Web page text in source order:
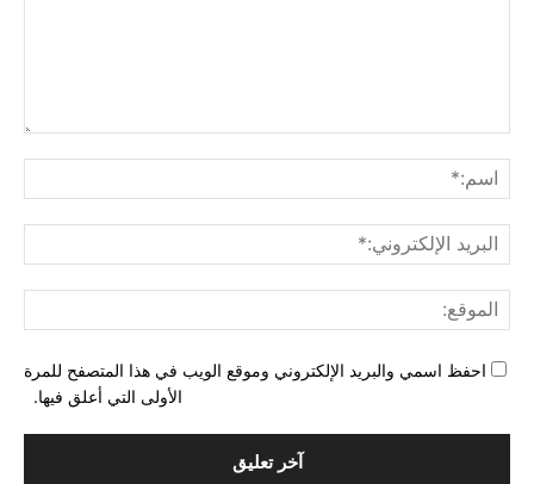
احفظ اسمي والبريد الإلكتروني وموقع الويب في هذا المتصفح للمرة
الأولى التي أعلق فيها.